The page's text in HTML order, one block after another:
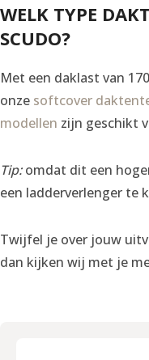
WELK TYPE
SCUDO?
Met een daklast van
onze softcover
modellen zijn geschikt
Tip:omdat dit een
een ladderverlenger te
Twijfel je over jouw
dan kijken wij met je